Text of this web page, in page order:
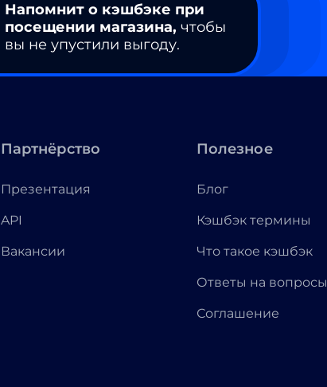
Напомнит о кэшбэке при
посещении магазина, чтобы
вы не упустили выгоду.
Партнёрство
Презентация
API
Вакансии
Полезное
Блог
Кэшбэк термины
Что такое кэшбэк
Ответы на вопросы
Соглашение